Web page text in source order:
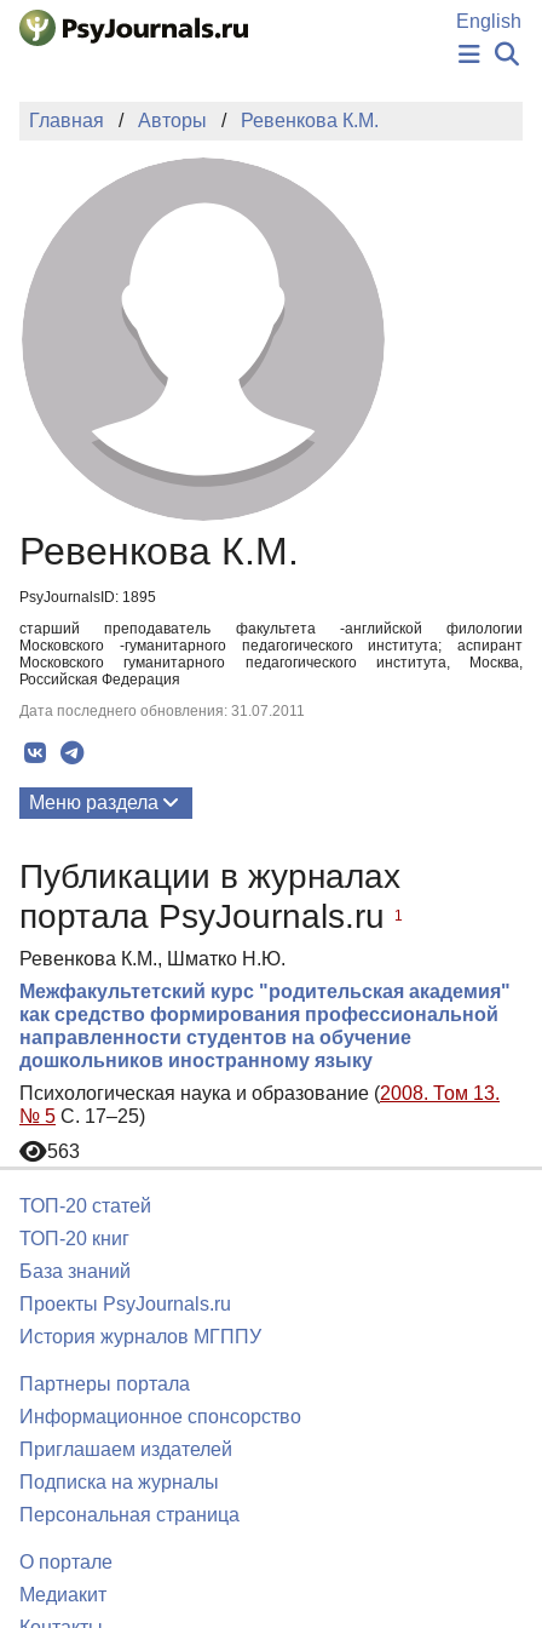
Перейти к основному содержанию
English
НОВОСТИ
АВТОРЫ
ПОДАТЬ РУКОПИСЬ
БАЗА ЗНАНИЙ
КЛЮЧЕВЫЕ СЛОВА
Регистрация
Главная Авторы Ревенкова К.М.
Ревенкова К.М.
PsyJournalsID: 1895
старший преподаватель факультета -английской филологии
Московского -гуманитарного педагогического института; аспирант
Московского гуманитарного педагогического института, Москва,
Российская Федерация
Дата последнего обновления: 31.07.2011
Меню раздела
Публикации в журналах
портала PsyJournals.ru
1
Ревенкова К.М., Шматко Н.Ю.
Межфакультетский курс "родительская академия"
как средство формирования профессиональной
направленности студентов на обучение
дошкольников иностранному языку
Психологическая наука и образование (2008. Том 13.
№ 5 С. 17–25)
563
ТОП-20 статей
ТОП-20 книг
База знаний
Проекты PsyJournals.ru
История журналов МГППУ
Партнеры портала
Информационное спонсорство
Приглашаем издателей
Подписка на журналы
Персональная страница
О портале
Медиакит